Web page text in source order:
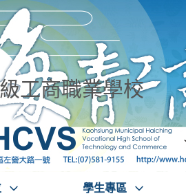
工商職業學校
學生專區